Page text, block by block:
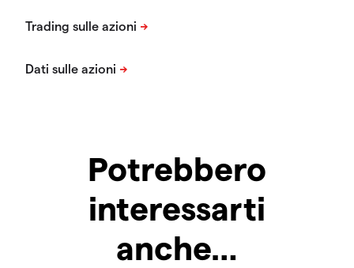
Potrebbero
interessarti
anche…